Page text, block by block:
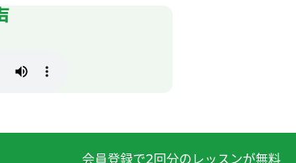
明年也请您多多关照！^0^/""
会員登録で2回分のレッスンが無料